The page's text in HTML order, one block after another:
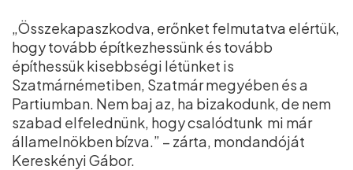
„Összekapaszkodva, erőnket felmutatva elértük,
hogy tovább építkezhessünk és tovább
építhessük kisebbségi létünket is
Szatmárnémetiben, Szatmár megyében és a
Partiumban. Nem baj az, ha bizakodunk, de nem
szabad elfelednünk, hogy csalódtunk mi már
államelnökben bízva.” – zárta, mondandóját
Kereskényi Gábor.